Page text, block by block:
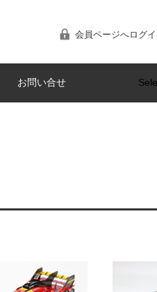
会員ページへログ
お問い合せ